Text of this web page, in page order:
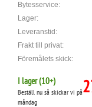
Bytesservice:
Lager:
Leveranstid:
Frakt till privat:
Föremålets skick:
I lager (10+)
Beställ nu så skickar vi på
måndag